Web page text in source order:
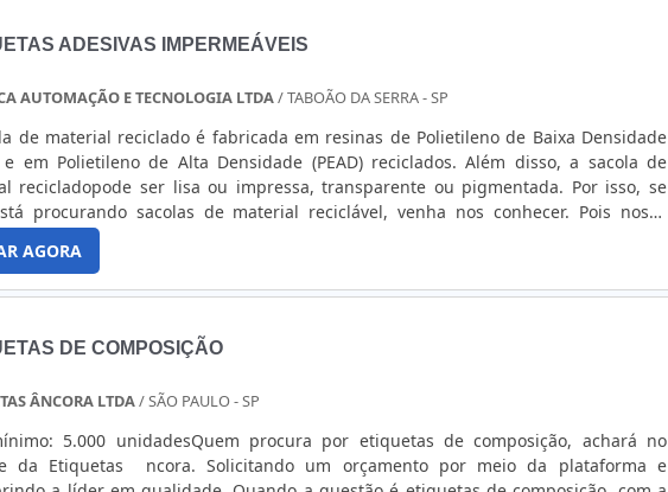
ADESIVAS IMPERMEÁVEIS
AUTOMAÇÃO E TECNOLOGIA LTDA/ TABOÃO DA SERRA - SP
de material reciclado é fabricada em resinas de Polietileno de Baixa Densidade
e em Polietileno de Alta Densidade (PEAD) reciclados. Além disso, a sacola de
recicladopode ser lisa ou impressa, transparente ou pigmentada. Por isso, se
procurando sacolas de material reciclável, venha nos conhecer. Pois nossa
sacolas de material reciclável de qualidade. Nossa sacola de material
oferece to....
AGORA
DE COMPOSIÇÃO
ÂNCORA LTDA/ SÃO PAULO - SP
5.000 unidadesQuem procura por etiquetas de composição, achará no
da Etiquetas ncora. Solicitando um orçamento por meio da plataforma e